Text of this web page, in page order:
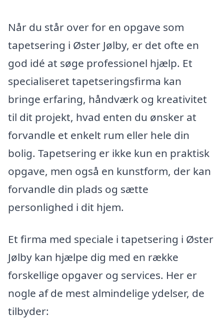
Når du står over for en opgave som
tapetsering i Øster Jølby, er det ofte en
god idé at søge professionel hjælp. Et
specialiseret tapetseringsfirma kan
bringe erfaring, håndværk og kreativitet
til dit projekt, hvad enten du ønsker at
forvandle et enkelt rum eller hele din
bolig. Tapetsering er ikke kun en praktisk
opgave, men også en kunstform, der kan
forvandle din plads og sætte
personlighed i dit hjem.
Et firma med speciale i tapetsering i Øster
Jølby kan hjælpe dig med en række
forskellige opgaver og services. Her er
nogle af de mest almindelige ydelser, de
tilbyder: